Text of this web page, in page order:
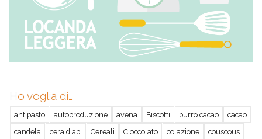
Ho voglia di…
antipasto autoproduzione avena Biscotti burro cacao
cacao
candela
cera d'api Cereali Cioccolato colazione
couscous